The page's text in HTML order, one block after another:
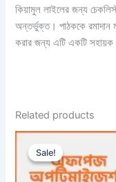
কিয়ামুল লাইলের জন্য
অন্তর্ভুক্ত। পাঠককে রমাদান
করার জন্য এটি একটি সহায়ক ও
Related products
Sale!
Sale!
Original
price
was:
399.00৳ .
is: